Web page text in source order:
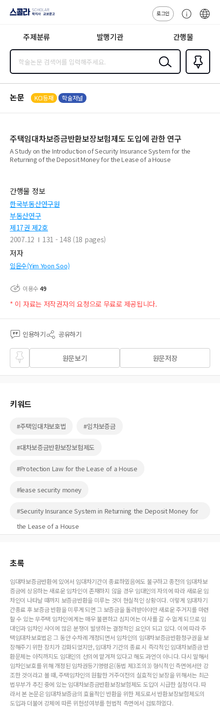
지사·교보문고
로그인
센
주제분류 발행기관 간행물
검색
즐겨찾
기0
논문 KCI등재 학술저널
주택임대차보증금반환보장보험제도 도입에 관한 연구
A Study on the Introduction of Security Insurance System for the
Returning of the Deposit Money for the Lease of a House
간행물 정보
한국부동산연구원
부동산연구
제17권 제2호
2007.12
131 - 148 (18 pages)
저자
임윤수(Yim Yoon Soo)
이용수49
* 이 자료는 저작권자의 요청으로 무료로 제공됩니다.
인용하기 공유하기
즐겨
찾기
원문보기 원문저장
키워드
#주택임대차보호법 #임차보증금
#대차보증금반환보장보험제도
#Protection Law for the Lease of a House
#lease security money
#Security Insurance System in Returning the Deposit Money for
the Lease of a House
초록
임대차보증금반환에 있어서 임대차기간이 종료하였음에도 불구하고 종전의 임대차보
증금에 상응하는 새로운 임차인이 존재하지 않을 경우 임대인의 자의에 따라 새로운 임
차인이 나타날 때까지 보증금반환을 미루는 것이 현실적인 상황이다. 이렇게 임대차기
간종료 후 보증금 반환을 미루게 되면 그 보증금을 돌려받아야만 새로운 주거지를 마련
할 수 있는 무주택 임차인에게는 매우 불편하고 심지어는 이사를 갈 수 없게 되므로 임
대인과 임차인 사이에 많은 분쟁이 발생하는 결정적인 요인이 되고 있다. 이에 따라 주
택임대차보호법은 그 동안 수차례 개정되면서 임차인의 임대차보증금반환청구권을 보
장해주기 위한 장치가 강화되었지만, 임대차 기간의 종료 시 즉각적인 임대차보증금 반
환문제는 아직까지도 임대인의 선의에 맡겨져 있다고 해도 과언이 아니다. 다시 말해서
임차인보호를 위해 개정된 임차권등기명령은(동법 제3조의3) 형식적인 측면에서만 강
조한 것이라고 볼 때, 주택임차인의 원활한 거주이전의 실효적인 보장을 위해서는 최근
법무부가 추진 중에 있는 임대차보증금반환보장보험제도 도입이 시급한 실정이다. 따
라서 본 논문은 임대차보증금의 효율적인 반환을 위한 제도로서 반환보장보험제도의
도입과 더불어 강제에 따른 위헌성여부를 헌법적 측면에서 검토하였다.